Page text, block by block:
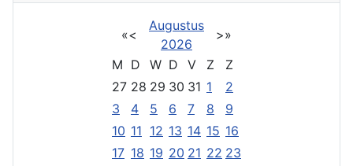
«<
Augustus
2026
>»
M D W D V Z
Z
27 28 29 30 31 1
2
3
4 5 6 7 8
9
10 11 12 13 14 15 16
17 18 19 20 21 22 23